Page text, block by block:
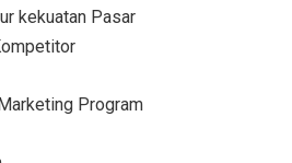
kekuatan Pasar
Program